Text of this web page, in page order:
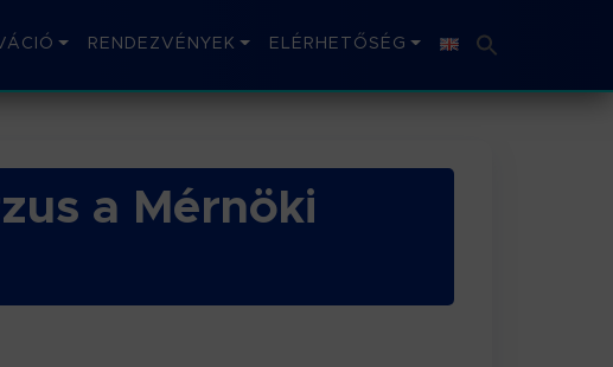
RENDEZVÉNYEK ELÉRHETŐSÉG
a Mérnöki